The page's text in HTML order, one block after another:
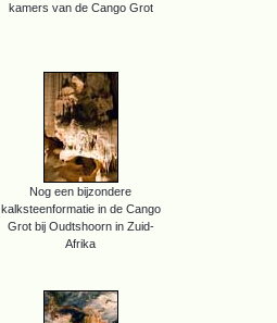
kamers van de Cango Grot
Nog een bijzondere
kalksteenformatie in de Cango
Grot bij Oudtshoorn in Zuid-
Afrika